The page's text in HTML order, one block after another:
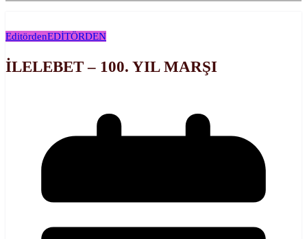
EditördenEDİTÖRDEN
İLELEBET – 100. YIL MARŞI